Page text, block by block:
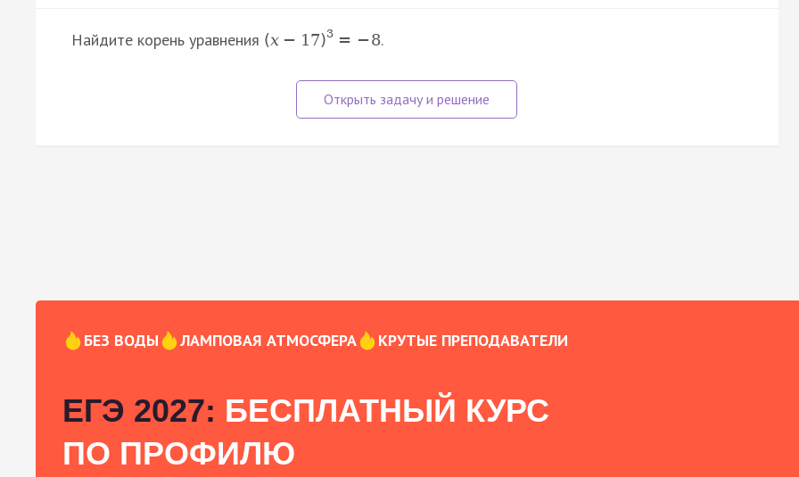
Найдите корень уравнения (x − 17)3 = −8.
БЕЗ ВОДЫ ЛАМПОВАЯ АТМОСФЕРА КРУТЫЕ ПРЕПОДАВАТЕЛИ
ЕГЭ 2027: БЕСПЛАТНЫЙ КУРС
ПО ПРОФИЛЮ